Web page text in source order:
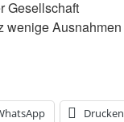
Gesellschaft
wenige Ausnahmen
Drucken